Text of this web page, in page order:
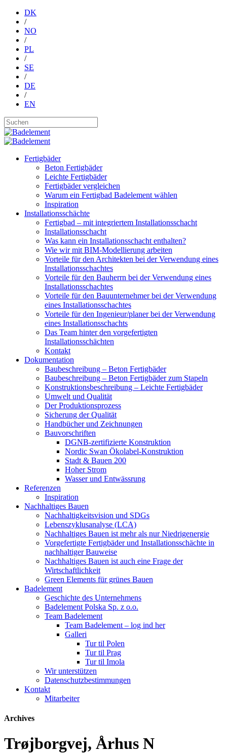
DK
/
NO
/
PL
/
SE
/
DE
/
EN
Fertigbäder
Beton Fertigbäder
Leichte Fertigbäder
Fertigbäder vergleichen
Warum ein Fertigbad Badelement wählen
Inspiration
Installationsschächte
Fertigbad – mit integriertem Installationsschacht
Installationsschacht
Was kann ein Installationsschacht enthalten?
Wie wir mit BIM-Modellierung arbeiten
Vorteile für den Architekten bei der Verwendung eines
Installationsschachtes
Vorteile für den Bauherrn bei der Verwendung eines
Installationsschachtes
Vorteile für den Bauunternehmer bei der Verwendung
eines Installationsschachtes
Vorteile für den Ingenieur/planer bei der Verwendung
eines Installationsschachts
Das Team hinter den vorgefertigten
Installationsschächten
Kontakt
Dokumentation
Baubeschreibung – Beton Fertigbäder
Baubeschreibung – Beton Fertigbäder zum Stapeln
Konstruktionsbeschreibung – Leichte Fertigbäder
Umwelt und Qualität
Der Produktionsprozess
Sicherung der Qualität
Handbücher und Zeichnungen
Bauvorschriften
DGNB-zertifizierte Konstruktion
Nordic Swan Ökolabel-Konstruktion
Stadt & Bauen 200
Hoher Strom
Wasser und Entwässrung
Referenzen
Inspiration
Nachhaltiges Bauen
Nachhaltigkeitsvision und SDGs
Lebenszyklusanalyse (LCA)
Nachhaltiges Bauen ist mehr als nur Niedrigenergie
Vorgefertigte Fertigbäder und Installationsschächte in
nachhaltiger Bauweise
Nachhaltiges Bauen ist auch eine Frage der
Wirtschaftlichkeit
Green Elements für grünes Bauen
Badelement
Geschichte des Unternehmens
Badelement Polska Sp. z o.o.
Team Badelement
Team Badelement – log ind her
Galleri
Tur til Polen
Tur til Prag
Tur til Imola
Wir unterstützen
Datenschutzbestimmungen
Kontakt
Mitarbeiter
Archives
Trøjborgvej, Århus N